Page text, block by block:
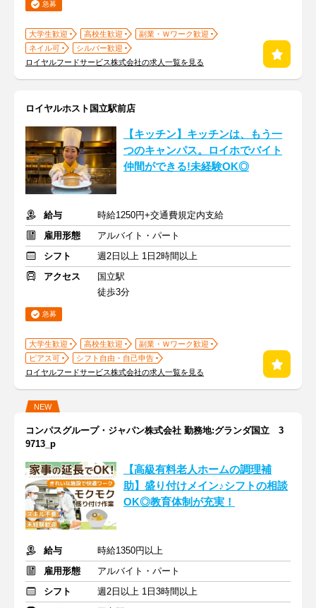
急募
大学生歓迎 高校生歓迎
副業・Ｗワーク歓迎
ネイル可
シルバー歓迎
ロイヤルフードサービス株式会社の求人一覧を見る
ロイヤルホスト国立駅前店
【キッチン】キッチンは、もう一
つのキャンパス。ロイホでバイト
仲間ができる!未経験OK◎
給与
時給1250円+交通費規定内支給
雇用形態
アルバイト・パート
シフト
週2日以上 1日2時間以上
アクセス
国立駅
徒歩3分
急募
大学生歓迎 高校生歓迎
副業・Ｗワーク歓迎
ピアス可
シフト自由・自己申告
ロイヤルフードサービス株式会社の求人一覧を見る
NEW
コンパスグループ・ジャパン株式会社 勤務地:グランダ国立 3
9713_p
【高級有料老人ホームの調理補
助】盛り付けメイン♪シフトの相談
OK◎教育体制が充実！
給与
時給1350円以上
雇用形態
アルバイト・パート
シフト
週2日以上 1日3時間以上